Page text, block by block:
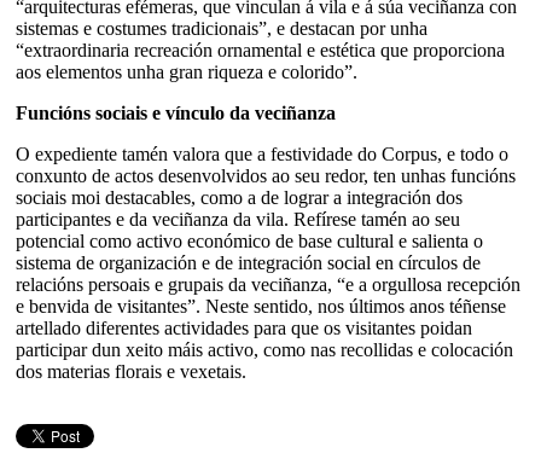
“arquitecturas efémeras, que vinculan á vila e á súa veciñanza con
sistemas e costumes tradicionais”, e destacan por unha
“extraordinaria recreación ornamental e estética que proporciona
aos elementos unha gran riqueza e colorido”.
Funcións sociais e vínculo da veciñanza
O expediente tamén valora que a festividade do Corpus, e todo o
conxunto de actos desenvolvidos ao seu redor, ten unhas funcións
sociais moi destacables, como a de lograr a integración dos
participantes e da veciñanza da vila. Refírese tamén ao seu
potencial como activo económico de base cultural e salienta o
sistema de organización e de integración social en círculos de
relacións persoais e grupais da veciñanza, “e a orgullosa recepción
e benvida de visitantes”. Neste sentido, nos últimos anos téñense
artellado diferentes actividades para que os visitantes poidan
participar dun xeito máis activo, como nas recollidas e colocación
dos materias florais e vexetais.